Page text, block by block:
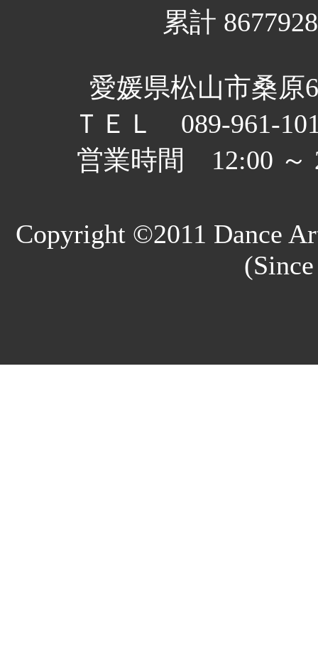
累計
愛媛県松山市桑原
ＴＥＬ 089-961-
営業時間 12:00
Copyright ©2011 Dance